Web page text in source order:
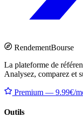
RendementBourse
La plateforme de
Analysez, comparez et
Premium — 9.99€/
Outils